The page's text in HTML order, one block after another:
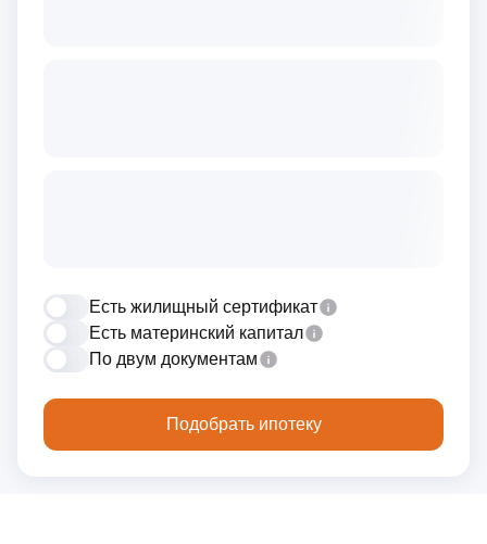
Есть жилищный сертификат
Есть материнский капитал
По двум документам
Подобрать ипотеку